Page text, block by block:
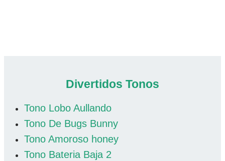
Divertidos Tonos
Tono Lobo Aullando
Tono De Bugs Bunny
Tono Amoroso honey
Tono Bateria Baja 2